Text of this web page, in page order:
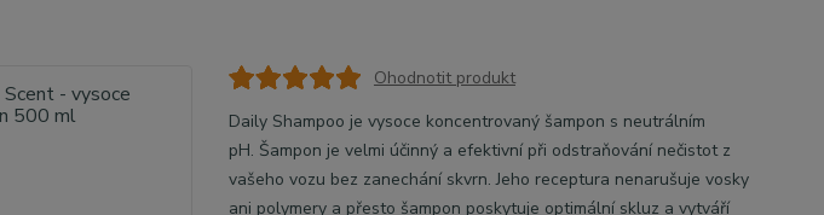
Ohodnotit produkt
Daily Shampoo je vysoce koncentrovaný šampon s neutrálním
pH. Šampon je velmi účinný a efektivní při odstraňování nečistot z
vašeho vozu bez zanechání skvrn. Jeho receptura nenarušuje vosky
ani polymery a přesto šampon poskytuje optimální skluz a vytváří